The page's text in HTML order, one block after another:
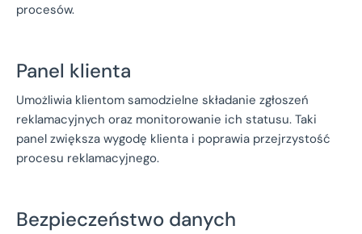
procesów.
Panel klienta
Umożliwia klientom samodzielne składanie zgłoszeń
reklamacyjnych oraz monitorowanie ich statusu. Taki
panel zwiększa wygodę klienta i poprawia przejrzystość
procesu reklamacyjnego.
Bezpieczeństwo danych